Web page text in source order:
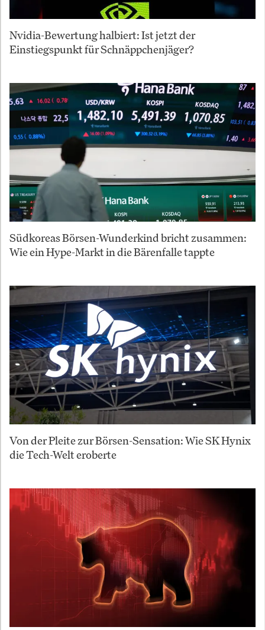
Nvidia-Bewertung halbiert: Ist jetzt der
Einstiegspunkt für Schnäppchenjäger?
Südkoreas Börsen-Wunderkind bricht zusammen:
Wie ein Hype-Markt in die Bärenfalle tappte
Von der Pleite zur Börsen-Sensation: Wie SK Hynix
die Tech-Welt eroberte